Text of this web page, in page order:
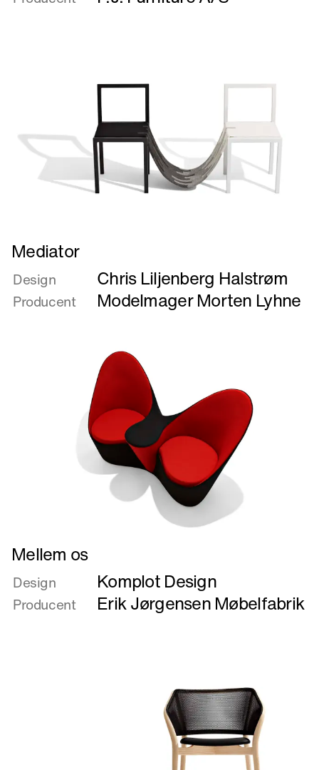
&
Læs
mere
om
Mediator
Mediator
Design Chris Liljenberg Halstrøm
Producent Modelmager Morten Lyhne
Læs
mere
om
Mellem
os
Mellem os
Design Komplot Design
Producent Erik Jørgensen Møbelfabrik